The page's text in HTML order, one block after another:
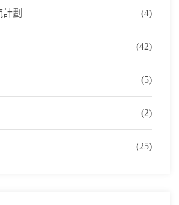
劃 (4)
(42)
(5)
(2)
(25)